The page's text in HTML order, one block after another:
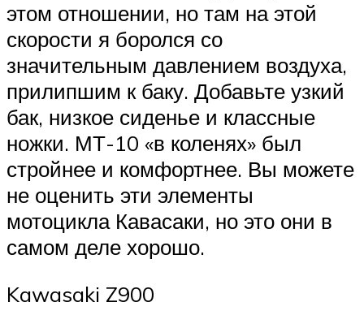
этом отношении, но там на этой
скорости я боролся со
значительным давлением воздуха,
прилипшим к баку. Добавьте узкий
бак, низкое сиденье и классные
ножки. МТ-10 «в коленях» был
стройнее и комфортнее. Вы можете
не оценить эти элементы
мотоцикла Кавасаки, но это они в
самом деле хорошо.
Kawasaki Z900